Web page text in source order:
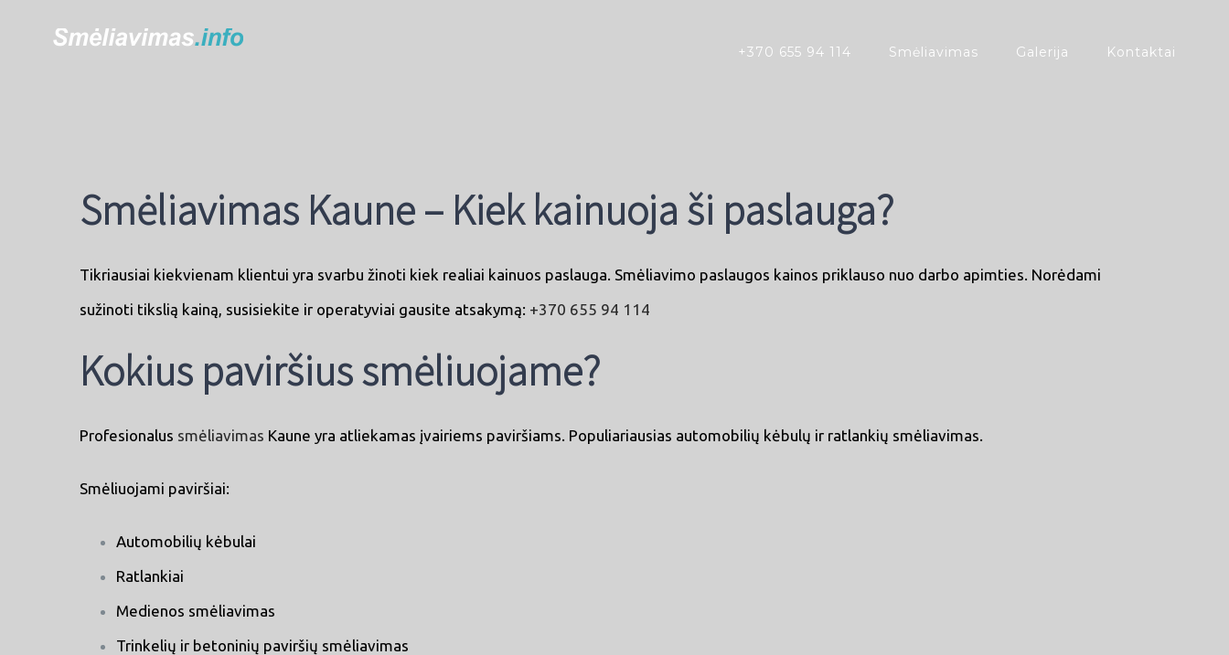
+370 655 94 114 Smėliavimas Galerija Kontaktai
Smėliavimas Kaune – Kiek kainuoja ši paslauga?
Tikriausiai kiekvienam klientui yra svarbu žinoti kiek realiai kainuos paslauga. Smėliavimo paslaugos kainos priklauso nuo darbo apimties. Norėdami
sužinoti tikslią kainą, susisiekite ir operatyviai gausite atsakymą: +370 655 94 114
Kokius paviršius smėliuojame?
Profesionalus smėliavimas Kaune yra atliekamas įvairiems paviršiams. Populiariausias automobilių kėbulų ir ratlankių smėliavimas.
Smėliuojami paviršiai:
Automobilių kėbulai
Ratlankiai
Medienos smėliavimas
Trinkelių ir betoninių paviršių smėliavimas